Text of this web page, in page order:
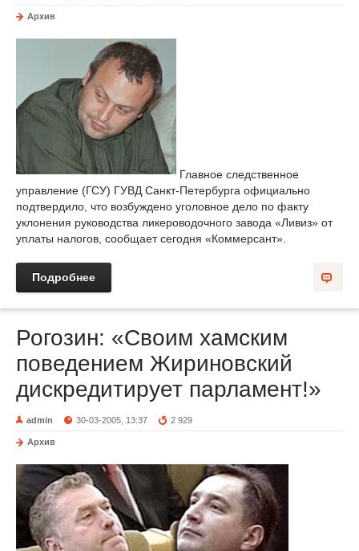
Архив
Главное следственное
управление (ГСУ) ГУВД Санкт-Петербурга официально
подтвердило, что возбуждено уголовное дело по факту
уклонения руководства ликероводочного завода «Ливиз» от
уплаты налогов, сообщает сегодня «Коммерсант».
Подробнее
Рогозин: «Своим хамским
поведением Жириновский
дискредитирует парламент!»
admin 30-03-2005, 13:37 2 929
Архив